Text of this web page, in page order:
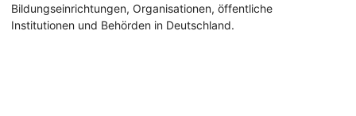
Bildungseinrichtungen, Organisationen, öffentliche
Institutionen und Behörden in Deutschland.